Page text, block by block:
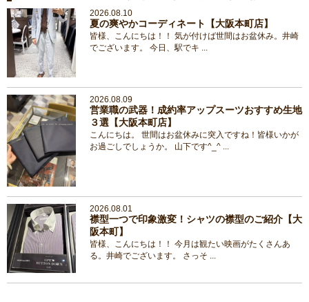
2026.08.10
夏の爽やかコーディネート【大阪本町店】
皆様、こんにちは！！ 気が付けば世間はお盆休み。井崎
でございます。 今日、駅でキ ...
2026.08.09
営業職の武器！成約率アップスーツおすすめ生地
３選【大阪本町店】
こんにちは。 世間はお盆休みに突入ですね！皆様いかが
お過ごしでしょうか。 山下です^_^ ...
2026.08.01
襟型一つで印象激変！シャツの襟型のご紹介【大
阪本町】
皆様、こんにちは！！ 今月は観たい映画がたくさんあ
る。井崎でございます。 さっそ ...